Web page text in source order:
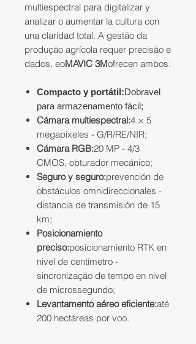
multiespectral para digitalizar y
analizar o aumentar la cultura con
una claridad total. A gestão da
produção agrícola requer precisão e
dados, eoMAVIC 3Mofrecen ambos:
Compacto y portátil:Dobravel
para armazenamento fácil;
Cámara multiespectral:4 × 5
megapíxeles - G/R/RE/NIR;
Cámara RGB:20 MP - 4/3
CMOS, obturador mecánico;
Seguro y seguro:prevención de
obstáculos omnidireccionales -
distancia de transmisión de 15
km;
Posicionamiento
preciso:posicionamiento RTK en
nivel de centímetro -
sincronização de tempo en nivel
de microssegundo;
Levantamento aéreo eficiente:até
200 hectáreas por voo.